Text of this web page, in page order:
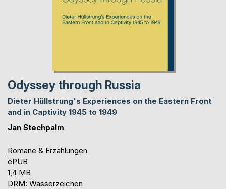
Odyssey through Russia
Dieter Hüllstrung's Experiences on the Eastern Front
and in Captivity 1945 to 1949
Jan Stechpalm
Romane & Erzählungen
ePUB
1,4 MB
DRM: Wasserzeichen